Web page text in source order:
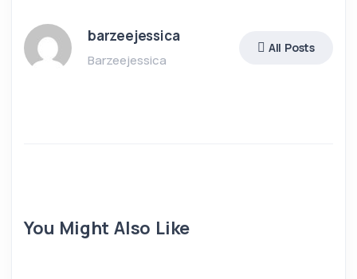
barzeejessica
Barzeejessica
All Posts
You Might Also Like